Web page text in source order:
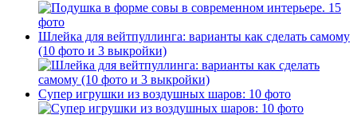
Шлейка для вейтпуллинга: варианты как сделать самому
(10 фото и 3 выкройки)
Супер игрушки из воздушных шаров: 10 фото